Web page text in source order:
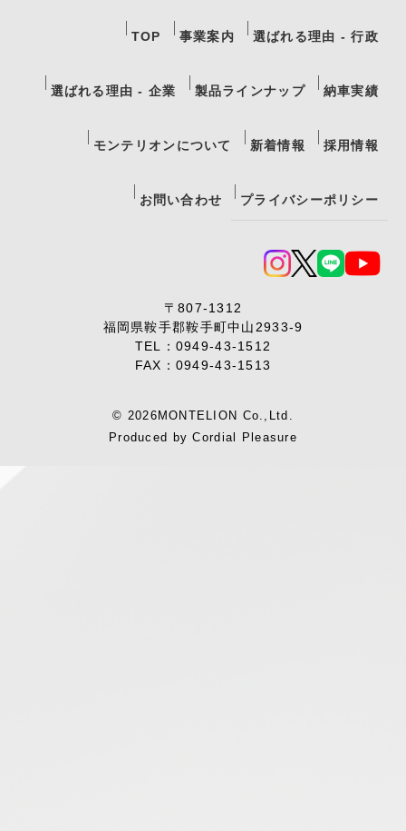
TOP 事業案内 選ばれる理由 - 行政
選ばれる理由 - 企業 製品ラインナップ 納車実績
モンテリオンについて 新着情報 採用情報
お問い合わせ プライバシーポリシー
〒807-1312
福岡県鞍手郡鞍手町中山2933-9
TEL： 0949-43-1512
FAX：0949-43-1513
© 2026MONTELION Co.,Ltd.
Produced byCordial Pleasure